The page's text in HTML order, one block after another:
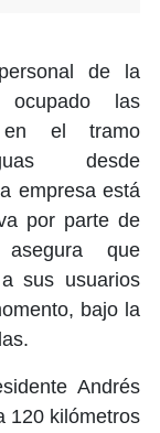
de la
las
en el tramo
desde
empresa está
por parte de
que
sus usuarios
bajo la
Andrés
120 kilómetros